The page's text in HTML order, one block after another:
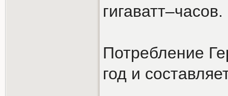
Потребление
год и